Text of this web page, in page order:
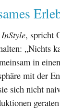
InStyle, spricht
„Nichts
in
mit der
sich nicht